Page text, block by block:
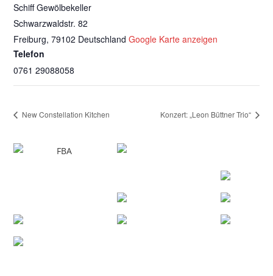
Schiff Gewölbekeller
Schwarzwaldstr. 82
Freiburg, 79102 Deutschland Google Karte anzeigen
Telefon
0761 29088058
New Constellation Kitchen Konzert: „Leon Büttner Trio“